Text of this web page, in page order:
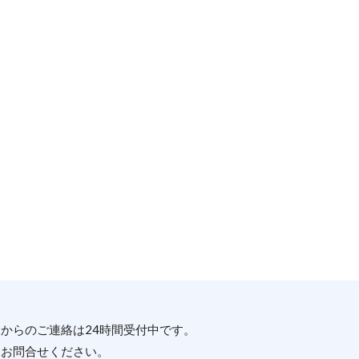
らのご連絡は24時間受付中です。
問合せください。